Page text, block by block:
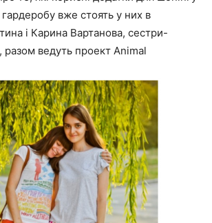
гардеробу вже стоять у них в
і Карина Вартанова, сестри-
разом ведуть проект Аnimal